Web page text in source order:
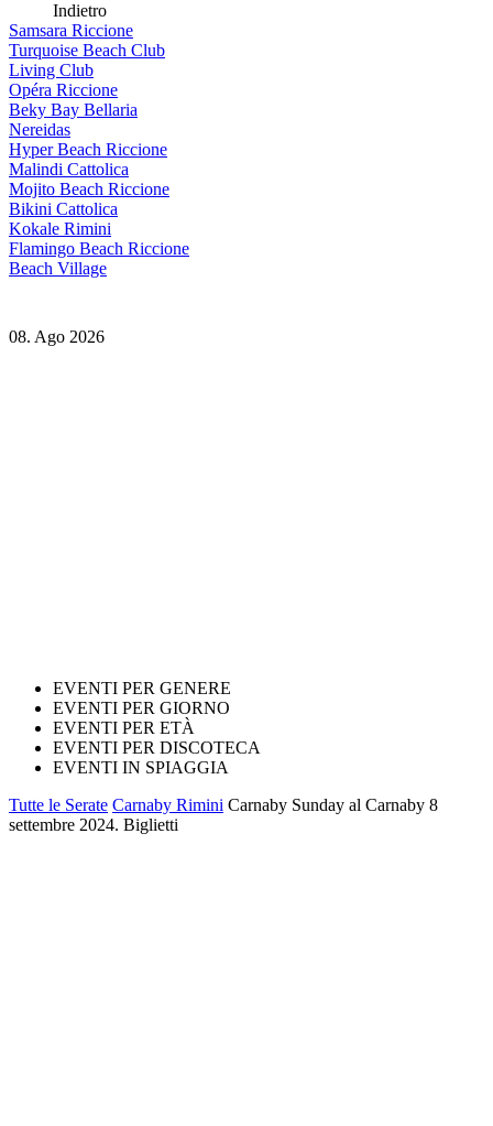
Indietro
Samsara Riccione
Turquoise Beach Club
Living Club
Opéra Riccione
Beky Bay Bellaria
Nereidas
Hyper Beach Riccione
Malindi Cattolica
Mojito Beach Riccione
Bikini Cattolica
Kokale Rimini
Flamingo Beach Riccione
Beach Village
08. Ago 2026
EVENTI PER GENERE
EVENTI PER GIORNO
EVENTI PER ETÀ
EVENTI PER DISCOTECA
EVENTI IN SPIAGGIA
Tutte le Serate Carnaby Rimini Carnaby Sunday al Carnaby 8
settembre 2024. Biglietti